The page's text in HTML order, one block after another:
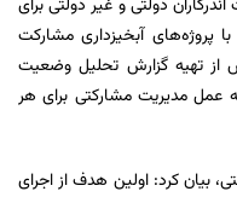
دولتی و غیر دولتی برای
پروژه‌های آبخیزداری مشارکت
از تهیه گزارش تحلیل وضعیت
عمل مدیریت مشارکتی برای هر
بیان کرد: اولین هدف از اجرای